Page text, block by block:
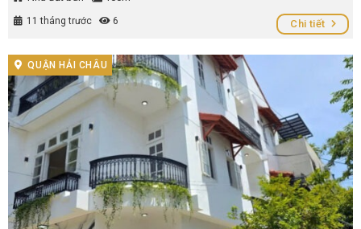
11 tháng trước 6 Chi tiết
QUẬN HẢI CHÂU